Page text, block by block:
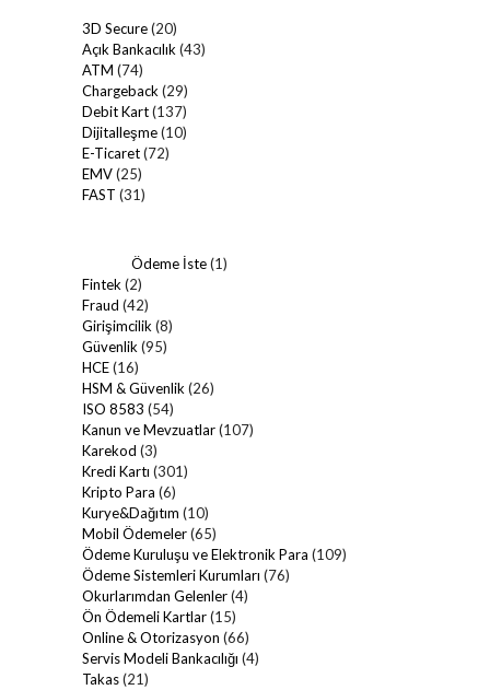
3D Secure(20)
Açık Bankacılık(43)
ATM (74)
Chargeback(29)
Debit Kart(137)
Dijitalleşme(10)
E-Ticaret(72)
EMV(25)
FAST (31)
Ödeme İste(1)
Fintek(2)
Fraud (42)
Girişimcilik(8)
Güvenlik(95)
HCE(16)
HSM & Güvenlik(26)
ISO 8583 (54)
Kanun ve Mevzuatlar(107)
Karekod (3)
Kredi Kartı (301)
Kripto Para (6)
Kurye&Dağıtım (10)
Mobil Ödemeler(65)
Ödeme Kuruluşu ve Elektronik Para (109)
Ödeme Sistemleri Kurumları (76)
Okurlarımdan Gelenler(4)
Ön Ödemeli Kartlar(15)
Online & Otorizasyon (66)
Servis Modeli Bankacılığı (4)
Takas(21)